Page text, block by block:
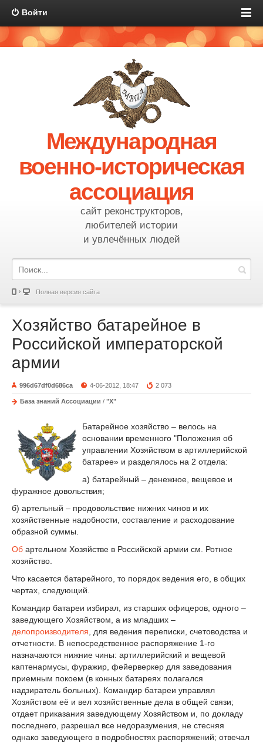
Войти
Международная
военно-историческая
ассоциация
сайт реконструкторов,
любителей истории
и увлечённых людей
Полная версия сайта
Хозяйство батарейное в
Российской императорской
армии
996d67df0d686ca 4-06-2012, 18:47 2 073
База знаний Ассоциации / "Х"
Батарейное хозяйство – велось на
основании временного "Положения об
управлении Хозяйством в артиллерийской
батарее» и разделялось на 2 отдела:
а) батарейный – денежное, вещевое и
фуражное довольствия;
б) артельный – продовольствие нижних чинов и их
хозяйственные надобности, составление и расходование
образной суммы.
Об артельном Хозяйстве в Российской армии см. Ротное
хозяйство.
Что касается батарейного, то порядок ведения его, в общих
чертах, следующий.
Командир батареи избирал, из старших офицеров, одного –
заведующего Хозяйством, а из младших –
делопроизводителя , для ведения переписки, счетоводства и
отчетности. В непосредственное распоряжение 1-го
назначаются нижние чины: артиллерийский и вещевой
каптенармусы, фуражир, фейерверкер для заведования
приемным покоем (в конных батареях полагался
надзиратель больных). Командир батареи управлял
Хозяйством её и вел хозяйственные дела в общей связи;
отдает приказания заведующему Хозяйством и, по докладу
последнего, разрешал все недоразумения, не стесняя
однако заведующего в подробностях распоряжений; отвечал